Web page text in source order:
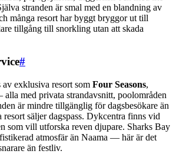
stranden är smal med en blandning av
många resort har byggt bryggor ut till
tillgång till snorkling utan att skada
#
exklusiva resort som Four Seasons,
med privata strandavsnitt, poolområden
är mindre tillgänglig för dagsbesökare än
resort säljer dagspass. Dykcentra finns vid
som vill utforska reven djupare. Sharks Bay
atmosfär än Naama — här är det
än festliv.